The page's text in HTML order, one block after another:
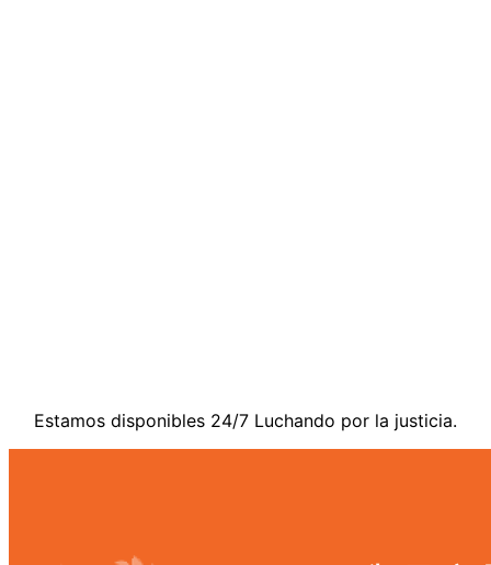
Estamos disponibles 24/7 Luchando por la justicia.